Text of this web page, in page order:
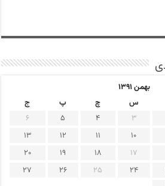
بهمن ۱۳۹۱
س چ پ
ج
3
4
5
6
10
11
12
13
17
18
19
20
24
25
26
27